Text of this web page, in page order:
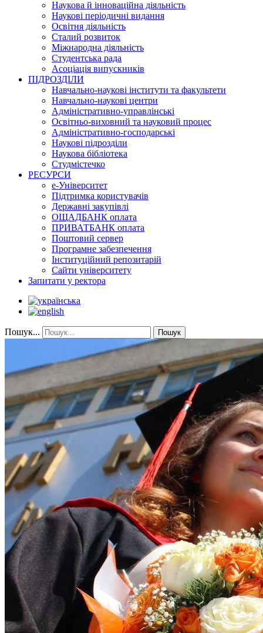
Наукова й інноваційна діяльність
Наукові періодичні видання
Освітня діяльність
Сталий розвиток
Міжнародна діяльність
Студентська рада
Асоціація випускників
ПІДРОЗДІЛИ
Навчально-наукові інститути та факультети
Навчально-наукові центри
Адміністративно-управлінські
Освітньо-виховний та науковий процес
Адміністративно-господарські
Наукові підрозділи
Наукова бібліотека
Студмістечко
РЕСУРСИ
е-Університет
Підтримка користувачів
Державні закупівлі
ОЩАДБАНК оплата
ПРИВАТБАНК оплата
Поштовий сервер
Програмне забезпечення
Інституційний репозитарій
Сайти університету
Запитати у ректора
Пошук... Пошук